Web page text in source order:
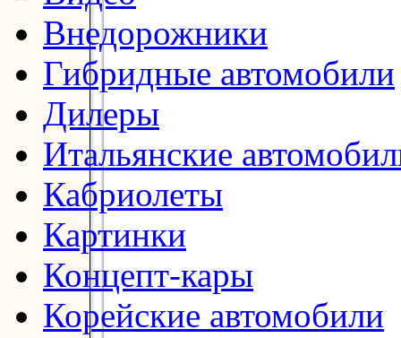
Внедорожники
Гибридные автомобили
Дилеры
Итальянские
Кабриолеты
Картинки
Концепт-кары
Корейские автомобили